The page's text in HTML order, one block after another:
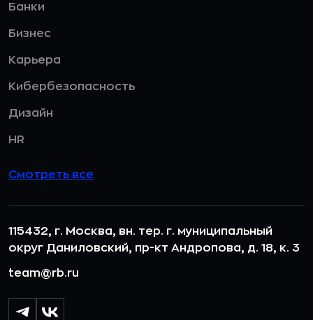
Банки
Бизнес
Карьера
Кибербезопасность
Дизайн
HR
Смотреть все
115432, г. Москва, вн. тер. г. муниципальный
округ Даниловский, пр-кт Андропова, д. 18, к. 3
team@rb.ru